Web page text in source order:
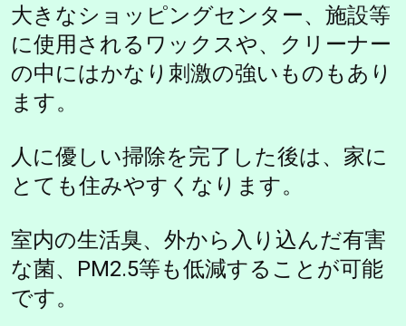
大きなショッピングセンター、施設等
に使用されるワックスや、クリーナー
の中にはかなり刺激の強いものもあり
ます。
人に優しい掃除を完了した後は、家に
とても住みやすくなります。
室内の生活臭、外から入り込んだ有害
な菌、PM2.5等も低減することが可能
です。